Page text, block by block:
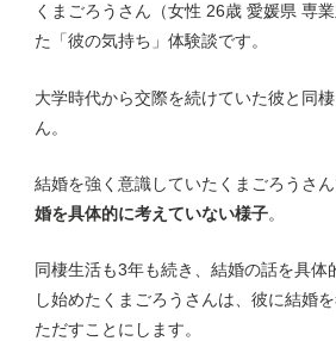
くまごろうさん（女性 26歳 愛媛県 専
た「彼の気持ち」体験談です。
大学時代から交際を続けていた彼と同
ん。
結婚を強く意識していたくまごろうさん
婚を具体的に考えていない様子。
同棲生活も3年も続き、結婚の話を具体
し始めたくまごろうさんは、彼に結婚
ただすことにします。